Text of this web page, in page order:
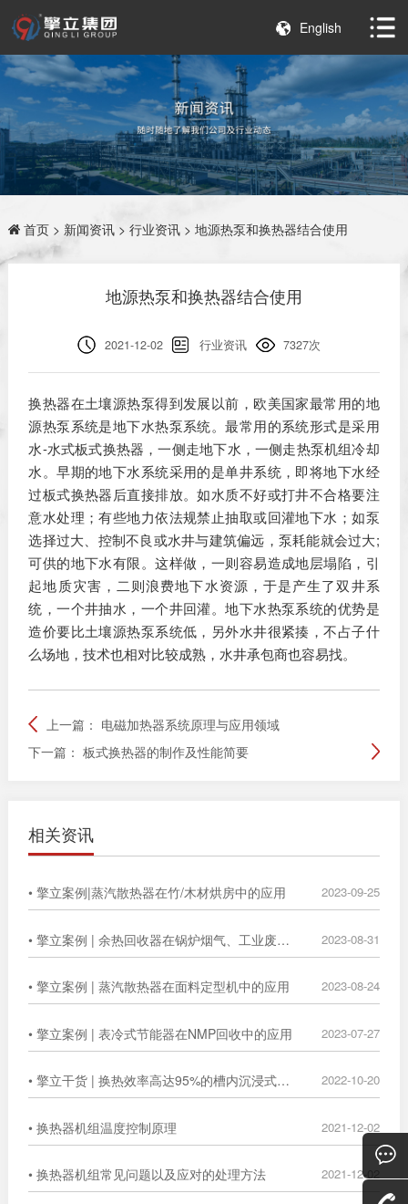
English
首页> 新闻资讯> 行业资讯> 地源热泵和换热器结合使用
地源热泵和换热器结合使用
2021-12-02 行业资讯 7327次
换热器在土壤源热泵得到发展以前，欧美国家最常用的地
源热泵系统是地下水热泵系统。最常用的系统形式是采用
水-水式板式换热器，一侧走地下水，一侧走热泵机组冷却
水。早期的地下水系统采用的是单井系统，即将地下水经
过板式换热器后直接排放。如水质不好或打井不合格要注
意水处理；有些地力依法规禁止抽取或回灌地下水；如泵
选择过大、控制不良或水井与建筑偏远，泵耗能就会过大;
可供的地下水有限。这样做，一则容易造成地层塌陷，引
起地质灾害，二则浪费地下水资源，于是产生了双井系
统，一个井抽水，一个井回灌。地下水热泵系统的优势是
造价要比土壤源热泵系统低，另外水井很紧揍，不占子什
么场地，技术也相对比较成熟，水井承包商也容易找。
上一篇： 电磁加热器系统原理与应用领域
下一篇： 板式换热器的制作及性能简要
相关资讯
• 擎立案例|蒸汽散热器在竹/木材烘房中的应用 2023-09-25
• 擎立案例 | 余热回收器在锅炉烟气、工业废气中的广泛应用 2023-08-31
• 擎立案例 | 蒸汽散热器在面料定型机中的应用 2023-08-24
• 擎立案例 | 表冷式节能器在NMP回收中的应用 2023-07-27
• 擎立干货 | 换热效率高达95%的槽内沉浸式换热器 2022-10-20
• 换热器机组温度控制原理 2021-12-02
• 换热器机组常见问题以及应对的处理方法 2021-12-02